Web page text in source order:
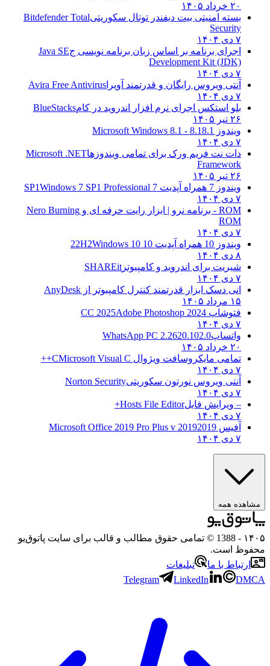
۲۰ خرداد ۱۴۰۵
بسته امنیتی بیت دیفندر توتال سکوریتیBitdefender Total
Security
۷ دی ۱۴۰۴
اجرای برنامه بر اساس زبان برنامه نویسی جJava SE
Development Kit (JDK)
۷ دی ۱۴۰۴
آنتی ویروس رایگان و قدرتمند آویرا Avira Free Antivirus
۷ دی ۱۴۰۴
بلو استکس اجرای نرم افزار اندروید در کامBlueStacks
۲۶ تیر ۱۴۰۵
ویندوز 8.1
8.1 - Microsoft Windows 8.1
۷ دی ۱۴۰۴
دات نت فریم ورک برای تمامی ویندوزهاMicrosoft .NET
Framework
۲۶ تیر ۱۴۰۵
ویندوز 7 همراه آپدیت 7 SP1
Windows 7 SP1 Professional
۷ دی ۱۴۰۴
ROM - برنامه نرو | ابزار رایت حرفه ای و
Nero Burning
ROM
۷ دی ۱۴۰۴
ویندوز 10 همراه آپدیت 10 22H2
Windows 10
۸ دی ۱۴۰۴
شیریت برای اندروید و کامپیوتر SHAREit
۷ دی ۱۴۰۴
انی دسک ابزار قدرتمند کنترل کامپیوتر از AnyDesk
۱۵ مرداد ۱۴۰۵
فتوشاپ CC 2025 Adobe Photoshop 2024
۷ دی ۱۴۰۴
واتساپWhatsApp PC 2.2620.102.0
۲۰ خرداد ۱۴۰۵
تمامی مایکروسافت ویژوال C Microsoft Visual C++
۷ دی ۱۴۰۴
آنتی ویروس نورتون سکوریتیNorton Security
۷ دی ۱۴۰۴
– ویرایش فایلHosts File Editor+
۷ دی ۱۴۰۴
آفیس 2019 2019 Microsoft Office 2019 Pro Plus v
۷ دی ۱۴۰۴
مشاهده همه
۱۴۰۵
- 1388 © تمامی حقوق مطالب و قالب برای سایت پاتوق‌یو
محفوظ است.
ارتباط با ما
تبلیغات
Telegram
LinkedIn DMCA